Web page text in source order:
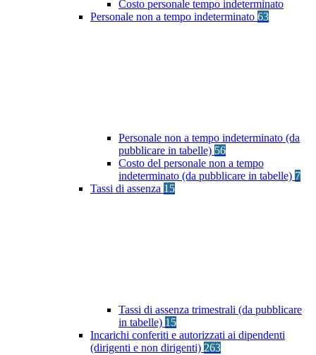
Costo personale tempo indeterminato
Personale non a tempo indeterminato 63
Personale non a tempo indeterminato (da
pubblicare in tabelle) 56
Costo del personale non a tempo
indeterminato (da pubblicare in tabelle) 7
Tassi di assenza 15
Tassi di assenza trimestrali (da pubblicare
in tabelle) 15
Incarichi conferiti e autorizzati ai dipendenti
(dirigenti e non dirigenti) 263